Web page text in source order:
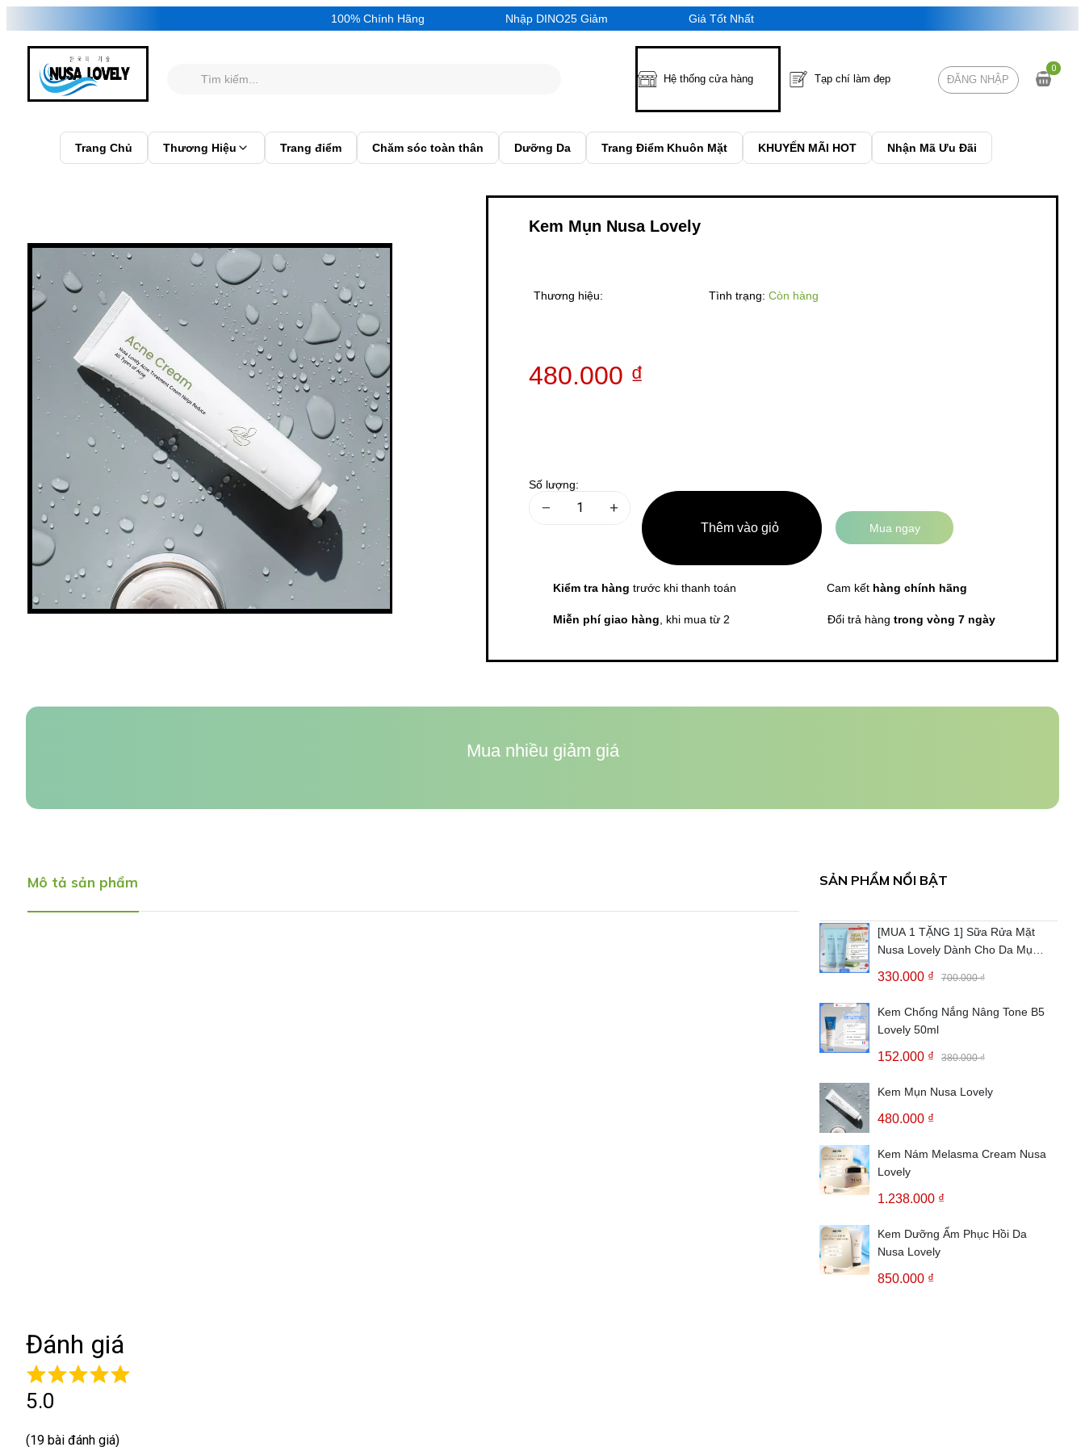
100% Chính Hãng Nhập DINO25 Giảm Giá Tốt Nhất
Hệ thống cửa hàng Tạp chí làm đẹp
Trang Chủ Thương Hiệu Trang điểm Chăm sóc toàn thân Dưỡng Da Trang Điểm Khuôn Mặt KHUYẾN MÃI HOT Nhận Mã Ưu Đãi
ĐĂNG NHẬP
0
Kem Mụn Nusa Lovely
Thương hiệu: Tình trạng:Còn hàng
480.000 ₫
Thêm vào giỏ Mua ngay
Kiểm tra hàng trước khi thanh toán Cam kết hàng chính hãng
Miễn phí giao hàng, khi mua từ 2 Đổi trả hàng trong vòng 7 ngày
Số lượng:
Mua nhiều giảm giá
Mô tả sản phẩm SẢN PHẨM NỔI BẬT
[MUA 1 TẶNG 1] Sữa Rửa Mặt
Nusa Lovely Dành Cho Da Mụn
330.000 ₫ 700.000 ₫
Kem Chống Nắng Nâng Tone B5
Lovely 50ml
152.000 ₫ 380.000 ₫
Kem Mụn Nusa Lovely
480.000 ₫
Kem Nám Melasma Cream Nusa
Lovely
1.238.000 ₫
Kem Dưỡng Ẩm Phục Hồi Da
Nusa Lovely
850.000 ₫
Đánh giá
5.0
(19 bài đánh giá)